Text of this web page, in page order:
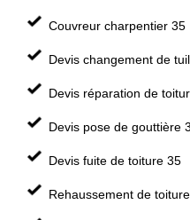
Couvreur charpentier 35
Devis changement de
Devis réparation de
Devis pose de gouttière
Devis fuite de toiture 35
Rehaussement de